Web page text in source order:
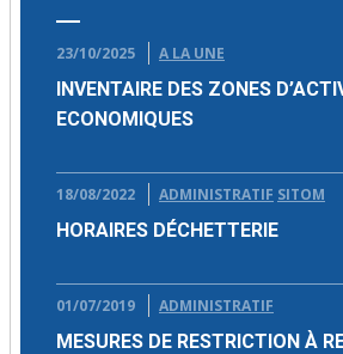
23/10/2025 A LA UNE
INVENTAIRE DES ZONES
ECONOMIQUES
18/08/2022 ADMINISTRATIF SITOM
HORAIRES DÉCHETTERIE
01/07/2019 ADMINISTRATIF
MESURES DE RESTRICTION À